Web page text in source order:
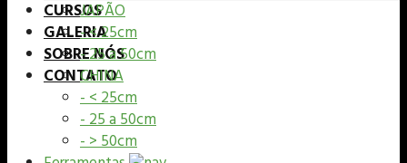
CURSOS
GALERIA
SOBRE NÓS
CONTATO
JAPÃO
- < 25cm
- 25 a 50cm
CHINA
- < 25cm
- 25 a 50cm
- > 50cm